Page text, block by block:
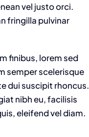
vel justo orci.
fringilla pulvinar
finibus, lorem sed
semper scelerisque
dui suscipit rhoncus.
nibh eu, facilisis
eleifend vel diam.